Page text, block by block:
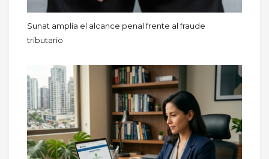
Sunat amplía el alcance penal frente al fraude
tributario